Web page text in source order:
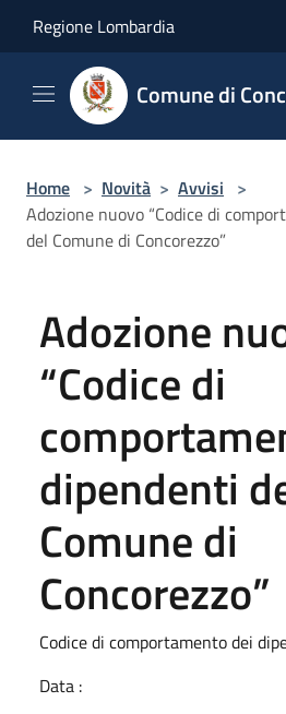
Regione Lombardia
Comune di
Home > Novità > Avvisi >
Adozione nuovo “Codice di
del Comune di Concorezzo”
Adozione
“Codice di
dipendenti
Comune di
Concorezzo”
Codice di comportamento dei
Data :